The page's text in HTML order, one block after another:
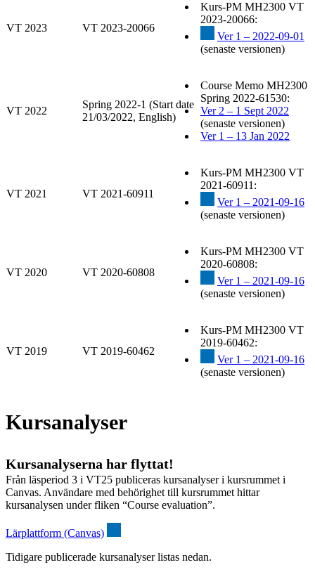
VT 2023 VT 2023-20066
Kurs-PM MH2300 VT
2023-20066:
Ver 1 – 2022-09-01
(senaste versionen)
VT 2022
Spring 2022-1 (Start date
21/03/2022, English)
Course Memo MH2300
Spring 2022-61530:
Ver 2 – 1 Sept 2022
(senaste versionen)
Ver 1 – 13 Jan 2022
VT 2021 VT 2021-60911
Kurs-PM MH2300 VT
2021-60911:
Ver 1 – 2021-09-16
(senaste versionen)
VT 2020 VT 2020-60808
Kurs-PM MH2300 VT
2020-60808:
Ver 1 – 2021-09-16
(senaste versionen)
VT 2019 VT 2019-60462
Kurs-PM MH2300 VT
2019-60462:
Ver 1 – 2021-09-16
(senaste versionen)
Kursanalyser
Kursanalyserna har flyttat!
Från läsperiod 3 i VT25 publiceras kursanalyser i kursrummet i
Canvas. Användare med behörighet till kursrummet hittar
kursanalysen under fliken “Course evaluation”.
Lärplattform (Canvas)
Tidigare publicerade kursanalyser listas nedan.